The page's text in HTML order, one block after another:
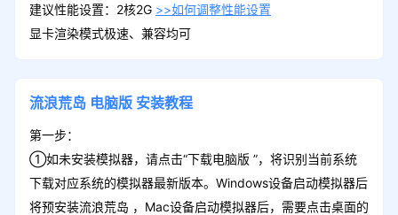
建议性能设置：2核2G >>如何调整性能设置
显卡渲染模式极速、兼容均可
流浪荒岛 电脑版 安装教程
第一步：
①如未安装模拟器，请点击“下载电脑版 ”，将识别当前系统
下载对应系统的模拟器最新版本。Windows设备启动模拟器后
将预安装流浪荒岛 ，Mac设备启动模拟器后，需要点击桌面的